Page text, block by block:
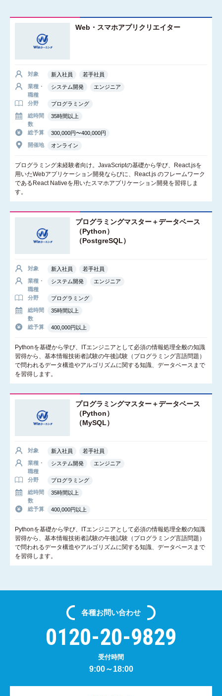
Web・スマホアプリクリエイター
対象 新入社員
若手社員
業種・
職種
システム開発 エンジニア
分野
プログラミング
総時間
数
35時間以上
総予算
300,000円〜400,000円
開催地
オンライン
プログラミング未経験者向け。JavaScriptの基礎から学び、React.jsを
用いたWebアプリケーション開発ならびに、React.js のフレームワーク
であるReact Nativeを用いたスマホアプリケーション開発を習得しま
す。
プログラミングマスター＋データベース
（Python）
（PostgreSQL）
対象 新入社員
若手社員
業種・
職種
システム開発 エンジニア
分野
プログラミング
総時間
数
35時間以上
総予算 400,000円以上
Pythonを基礎から学び、ITエンジニアとして必須の情報処理全般の知識
習得から、基本情報技術者試験の午後試験（プログラミング言語問題）
で問われるデータ構造やアルゴリズムに関する知識、データベースまで
を習得します。
プログラミングマスター＋データベース
（Python）
（MySQL）
対象 新入社員
若手社員
業種・
職種
システム開発 エンジニア
分野
プログラミング
総時間
数
35時間以上
総予算 400,000円以上
Pythonを基礎から学び、ITエンジニアとして必須の情報処理全般の知識
習得から、基本情報技術者試験の午後試験（プログラミング言語問題）
で問われるデータ構造やアルゴリズムに関する知識、データベースまで
を習得します。
各種お問い合わせ
0120-20-9829
受付時間
9:00～18:00